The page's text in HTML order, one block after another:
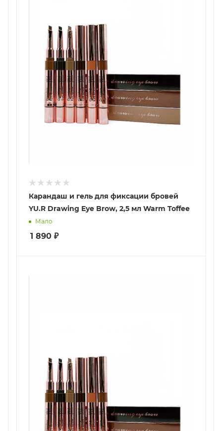
Карандаш и гель для фиксации бровей
YU.R Drawing Eye Brow, 2,5 мл Warm Toffee
Мало
1 890 ₽